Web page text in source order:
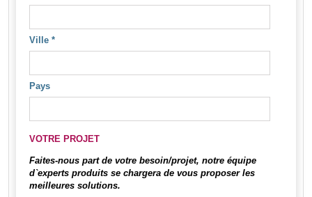
Ville *
Pays
VOTRE PROJET
Faites-nous part de votre besoin/projet, notre équipe
d`experts produits se chargera de vous proposer les
meilleures solutions.